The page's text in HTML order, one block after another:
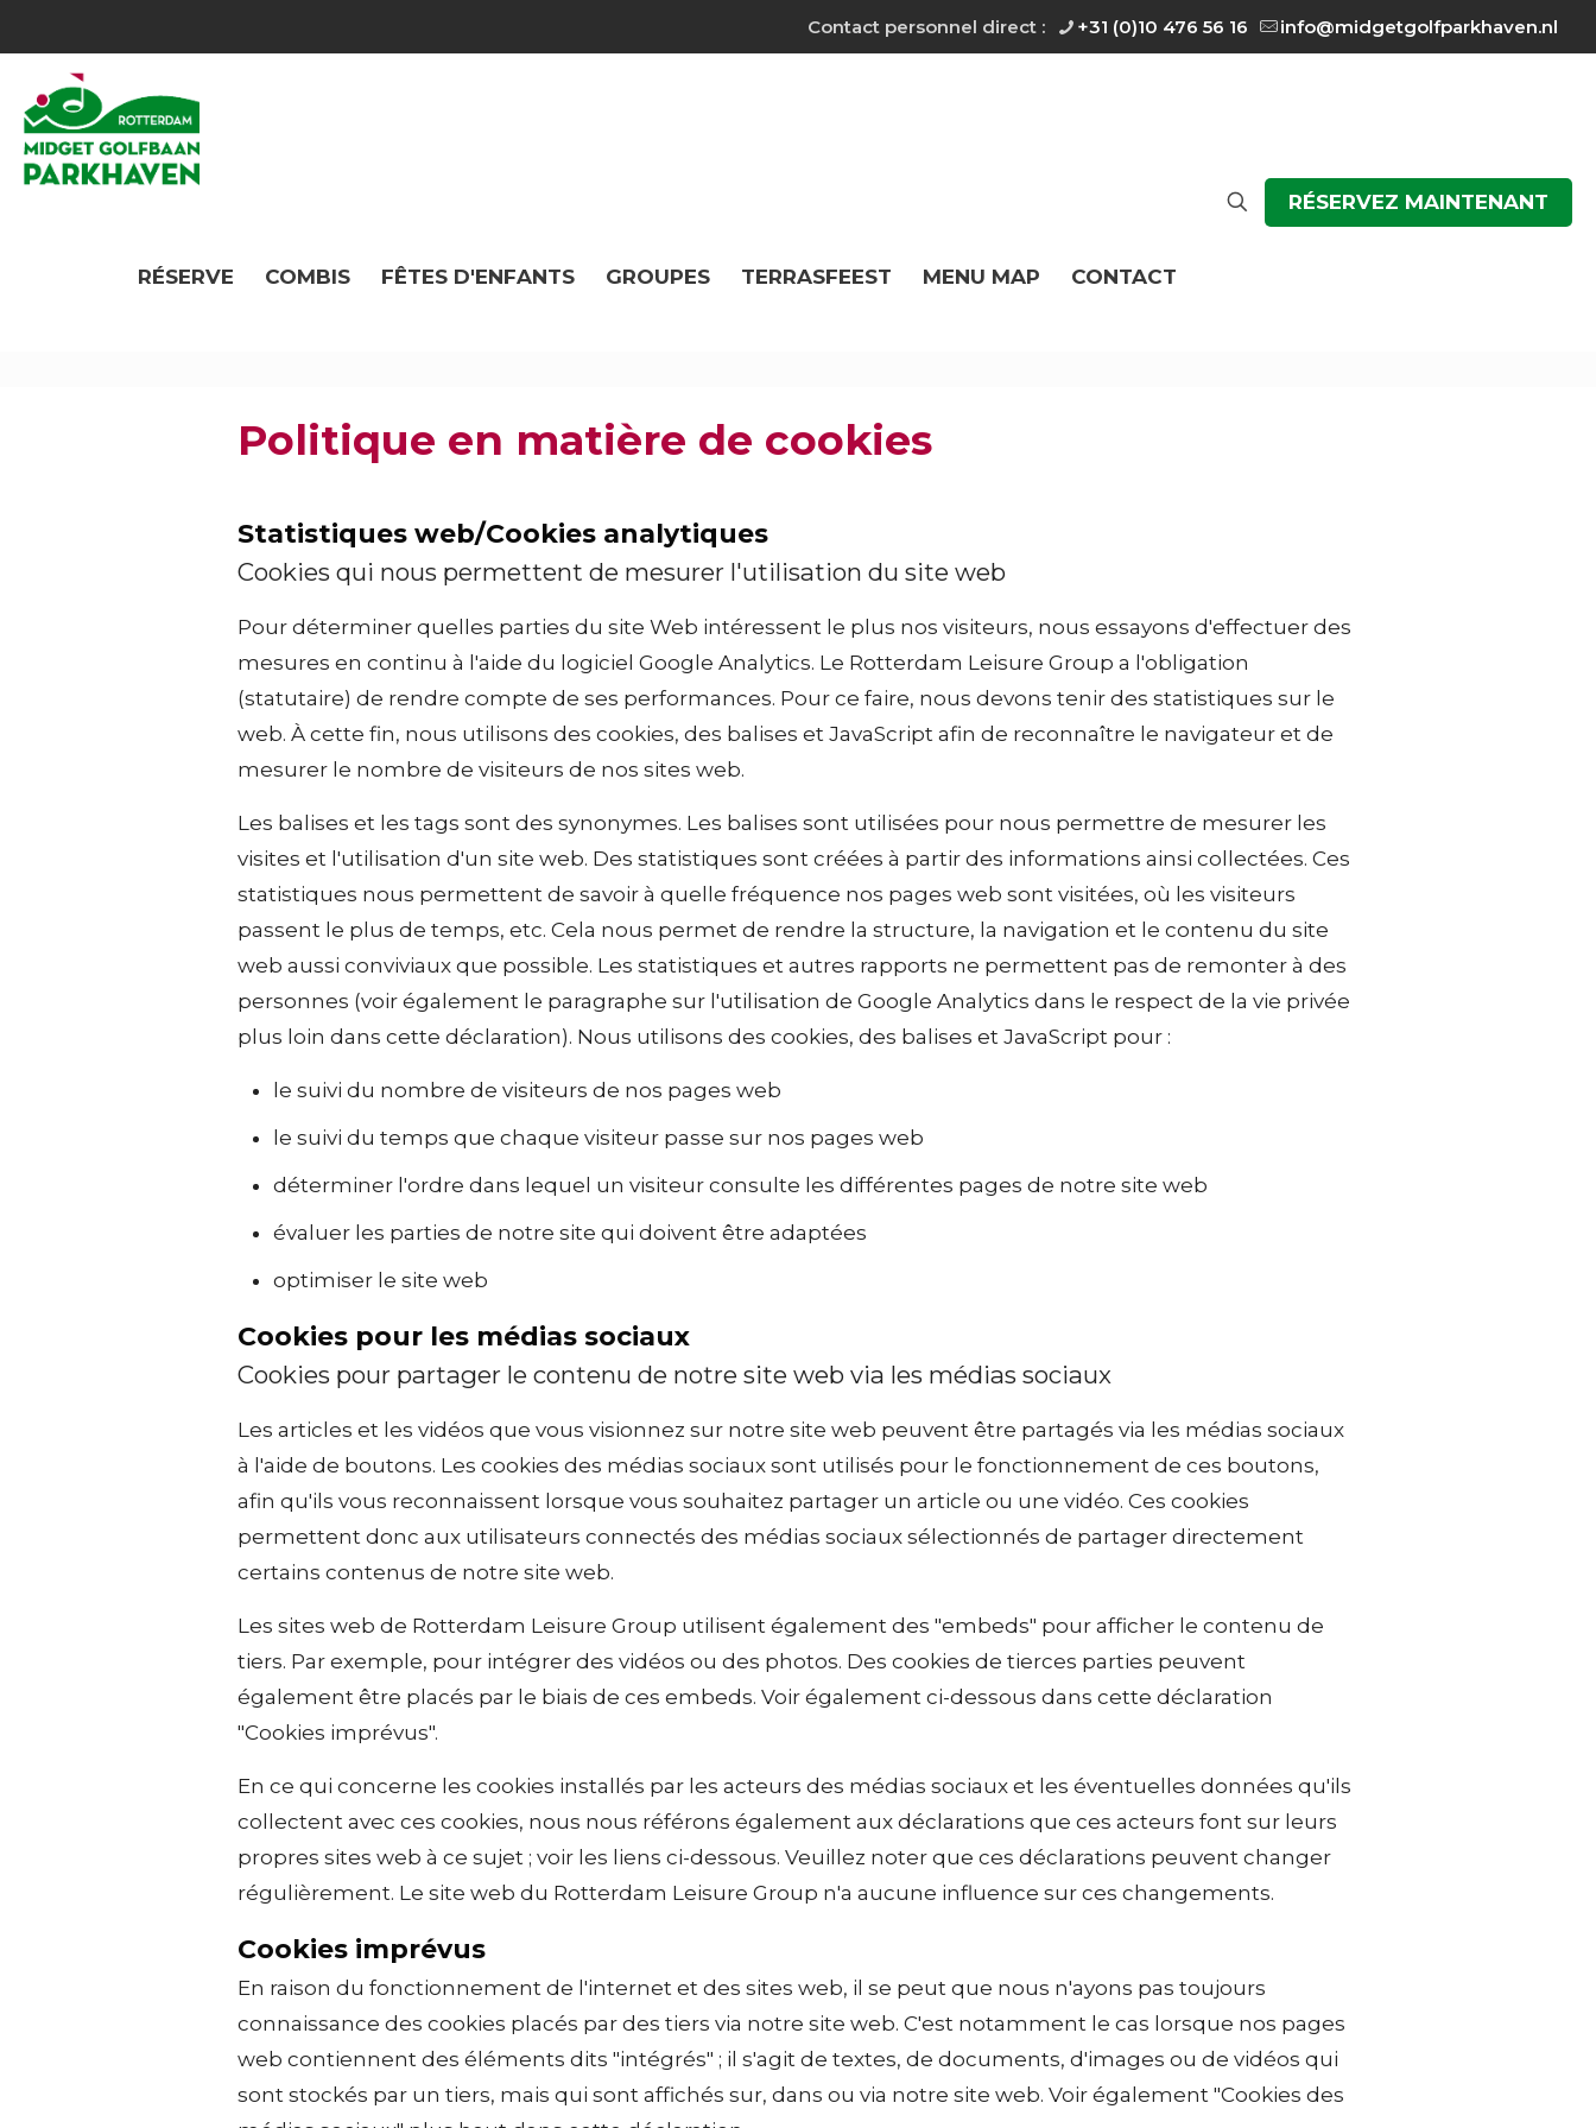
Contact personnel direct : +31 (0)10 476 56 16 info@midgetgolfparkhaven.nl
RÉSERVE COMBIS FÊTES D'ENFANTS GROUPES TERRASFEEST MENU MAP CONTACT
RÉSERVEZ MAINTENANT
Politique en matière de cookies
Statistiques web/Cookies analytiques
Cookies qui nous permettent de mesurer l'utilisation du site web
Pour déterminer quelles parties du site Web intéressent le plus nos visiteurs, nous essayons d'effectuer des
mesures en continu à l'aide du logiciel Google Analytics. Le Rotterdam Leisure Group a l'obligation
(statutaire) de rendre compte de ses performances. Pour ce faire, nous devons tenir des statistiques sur le
web. À cette fin, nous utilisons des cookies, des balises et JavaScript afin de reconnaître le navigateur et de
mesurer le nombre de visiteurs de nos sites web.
Les balises et les tags sont des synonymes. Les balises sont utilisées pour nous permettre de mesurer les
visites et l'utilisation d'un site web. Des statistiques sont créées à partir des informations ainsi collectées. Ces
statistiques nous permettent de savoir à quelle fréquence nos pages web sont visitées, où les visiteurs
passent le plus de temps, etc. Cela nous permet de rendre la structure, la navigation et le contenu du site
web aussi conviviaux que possible. Les statistiques et autres rapports ne permettent pas de remonter à des
personnes (voir également le paragraphe sur l'utilisation de Google Analytics dans le respect de la vie privée
plus loin dans cette déclaration). Nous utilisons des cookies, des balises et JavaScript pour :
le suivi du nombre de visiteurs de nos pages web
le suivi du temps que chaque visiteur passe sur nos pages web
déterminer l'ordre dans lequel un visiteur consulte les différentes pages de notre site web
évaluer les parties de notre site qui doivent être adaptées
optimiser le site web
Cookies pour les médias sociaux
Cookies pour partager le contenu de notre site web via les médias sociaux
Les articles et les vidéos que vous visionnez sur notre site web peuvent être partagés via les médias sociaux
à l'aide de boutons. Les cookies des médias sociaux sont utilisés pour le fonctionnement de ces boutons,
afin qu'ils vous reconnaissent lorsque vous souhaitez partager un article ou une vidéo. Ces cookies
permettent donc aux utilisateurs connectés des médias sociaux sélectionnés de partager directement
certains contenus de notre site web.
Les sites web de Rotterdam Leisure Group utilisent également des "embeds" pour afficher le contenu de
tiers. Par exemple, pour intégrer des vidéos ou des photos. Des cookies de tierces parties peuvent
également être placés par le biais de ces embeds. Voir également ci-dessous dans cette déclaration
"Cookies imprévus".
En ce qui concerne les cookies installés par les acteurs des médias sociaux et les éventuelles données qu'ils
collectent avec ces cookies, nous nous référons également aux déclarations que ces acteurs font sur leurs
propres sites web à ce sujet ; voir les liens ci-dessous. Veuillez noter que ces déclarations peuvent changer
régulièrement. Le site web du Rotterdam Leisure Group n'a aucune influence sur ces changements.
Cookies imprévus
En raison du fonctionnement de l'internet et des sites web, il se peut que nous n'ayons pas toujours
connaissance des cookies placés par des tiers via notre site web. C'est notamment le cas lorsque nos pages
web contiennent des éléments dits "intégrés" ; il s'agit de textes, de documents, d'images ou de vidéos qui
sont stockés par un tiers, mais qui sont affichés sur, dans ou via notre site web. Voir également "Cookies des